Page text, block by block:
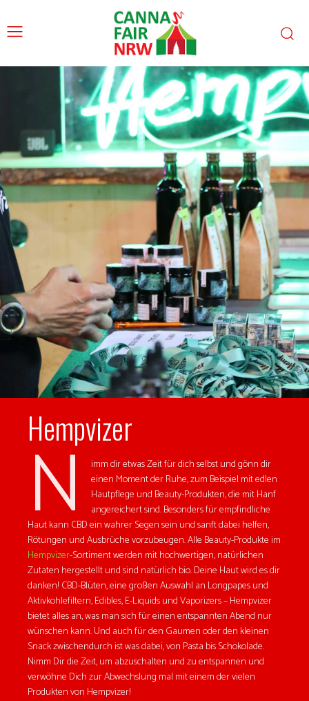
Hempvizer
N imm dir etwas Zeit für dich selbst und gönn dir
einen Moment der Ruhe, zum Beispiel mit edlen
Hautpflege und Beauty-Produkten, die mit Hanf
angereichert sind. Besonders für empfindliche
Haut kann CBD ein wahrer Segen sein und sanft dabei helfen,
Rötungen und Ausbrüche vorzubeugen. Alle Beauty-Produkte im
Hempvizer-Sortiment werden mit hochwertigen, natürlichen
Zutaten hergestellt und sind natürlich bio. Deine Haut wird es dir
danken! CBD-Blüten, eine großen Auswahl an Longpapes und
Aktivkohlefiltern, Edibles, E-Liquids und Vaporizers – Hempvizer
bietet alles an, was man sich für einen entspannten Abend nur
wünschen kann. Und auch für den Gaumen oder den kleinen
Snack zwischendurch ist was dabei, von Pasta bis Schokolade.
Nimm Dir die Zeit, um abzuschalten und zu entspannen und
verwöhne Dich zur Abwechslung mal mit einem der vielen
Produkten von Hempvizer!